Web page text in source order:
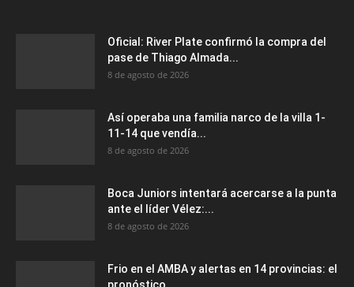
Oficial: River Plate confirmó la compra del
pase de Thiago Almada...
8 de agosto de 2026
Así operaba una familia narco de la villa 1-
11-14 que vendía...
8 de agosto de 2026
Boca Juniors intentará acercarse a la punta
ante el líder Vélez:...
8 de agosto de 2026
Frio en el AMBA y alertas en 14 provincias: el